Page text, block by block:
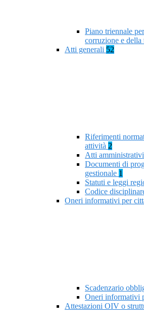
Piano triennale
corruzione e della
Atti generali 52
Riferimenti
attività 2
Atti
Documenti di
gestionale 1
Statuti e leggi
Codice
Oneri informativi per
Scadenzario
Oneri informativi
Attestazioni OIV o